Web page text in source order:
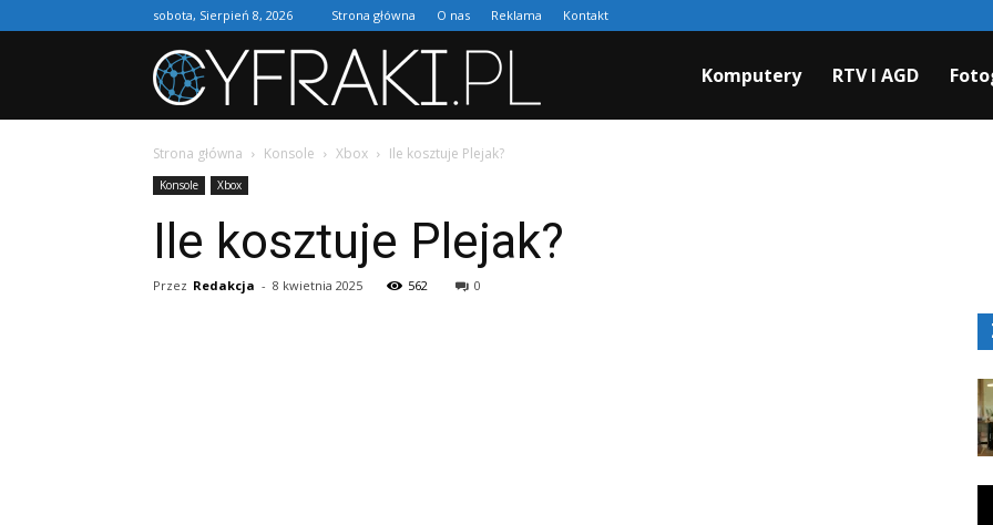
sobota, Sierpień 8, 2026 Strona główna O nas Reklama Kontakt
Komputery RTV I AGD
Strona główna Konsole Xbox Ile kosztuje Plejak?
Konsole Xbox
Ile kosztuje Plejak?
Przez Redakcja - 8 kwietnia 2025 562 0